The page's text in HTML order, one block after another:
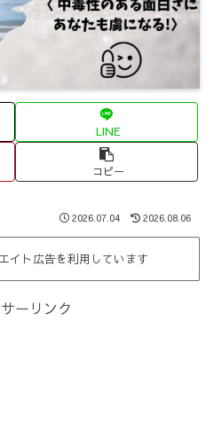
LINE
コピー
2026.07.04 2026.08.06
イト広告を利用しています
ーリンク